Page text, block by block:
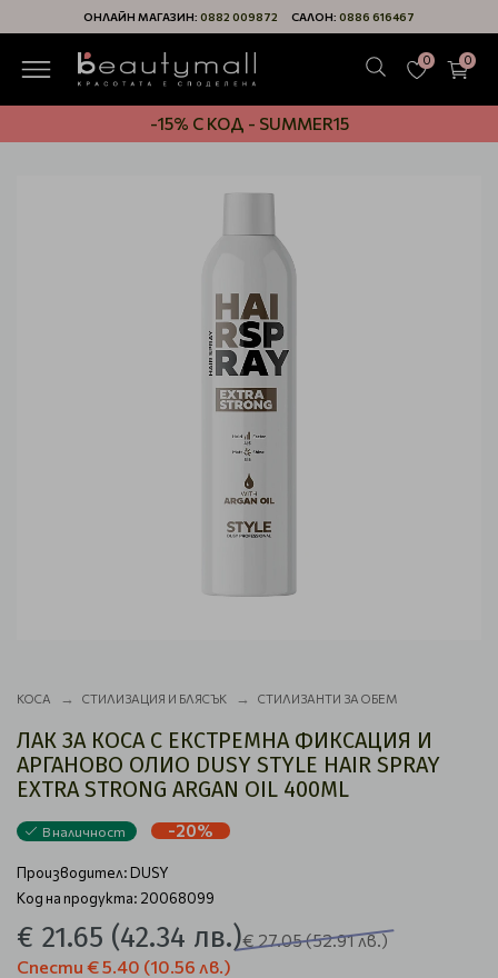
ОНЛАЙН МАГАЗИН: 0882 009872 САЛОН: 0886 616467
0 0
-15% С КОД - SUMMER15
КОСА СТИЛИЗАЦИЯ И БЛЯСЪК СТИЛИЗАНТИ ЗА ОБЕМ
ЛАК ЗА КОСА С ЕКСТРЕМНА ФИКСАЦИЯ И
АРГАНОВО ОЛИО DUSY STYLE HAIR SPRAY
EXTRA STRONG ARGAN OIL 400ML
В наличност -20%
Производител:DUSY
Код на продукта: 20068099
€ 21.65 (42.34 лв.)€ 27.05(52.91 лв.)
Спести € 5.40 (10.56 лв.)